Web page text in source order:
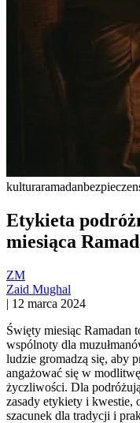
kulturaramadan
Etykieta
miesiąca
ZM
Zaid Mughal
| 12 marca 2024
Święty miesiąc Ramadan
wspólnoty dla
ludzie gromadzą się, aby
angażować się w
życzliwości. Dla
zasady etykiety i kwestie,
szacunek dla tradycji i